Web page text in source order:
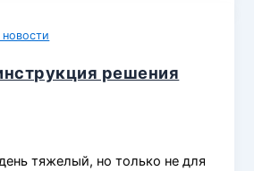
решения
тяжелый, но только не для